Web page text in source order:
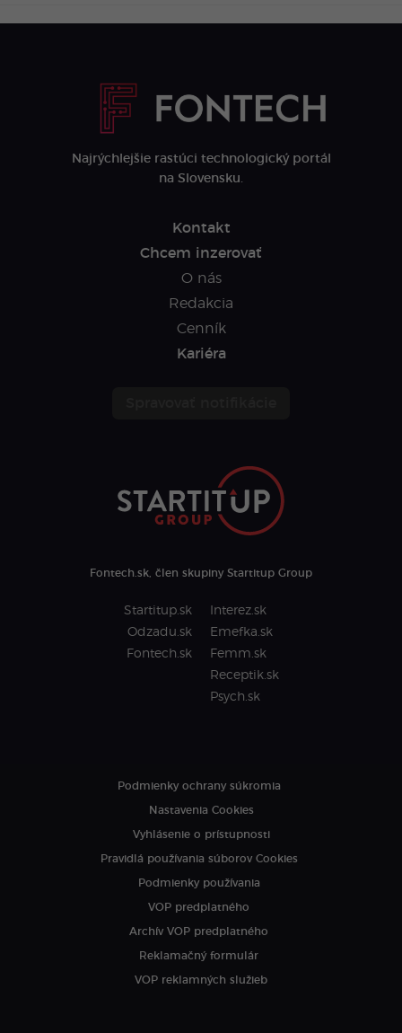
Najrýchlejšie rastúci technologický portál
na Slovensku.
Kontakt
Chcem inzerovať
O nás
Redakcia
Cenník
Kariéra
Fontech.sk, člen skupiny Startitup Group
Startitup.sk
Odzadu.sk
Fontech.sk
Interez.sk
Emefka.sk
Femm.sk
Receptik.sk
Psych.sk
Podmienky ochrany súkromia
Nastavenia Cookies
Vyhlásenie o prístupnosti
Pravidlá používania súborov Cookies
Podmienky používania
VOP predplatného
Archív VOP predplatného
Reklamačný formulár
VOP reklamných služieb